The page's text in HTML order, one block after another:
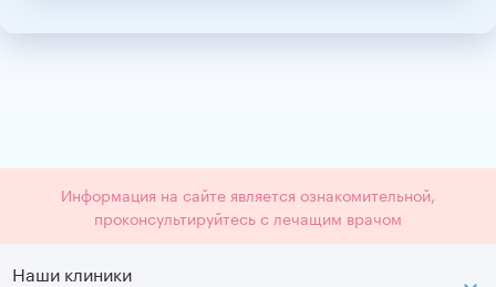
Информация на сайте является ознакомительной,
проконсультируйтесь с лечащим врачом
Наши клиники